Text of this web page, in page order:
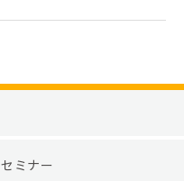
セミナー